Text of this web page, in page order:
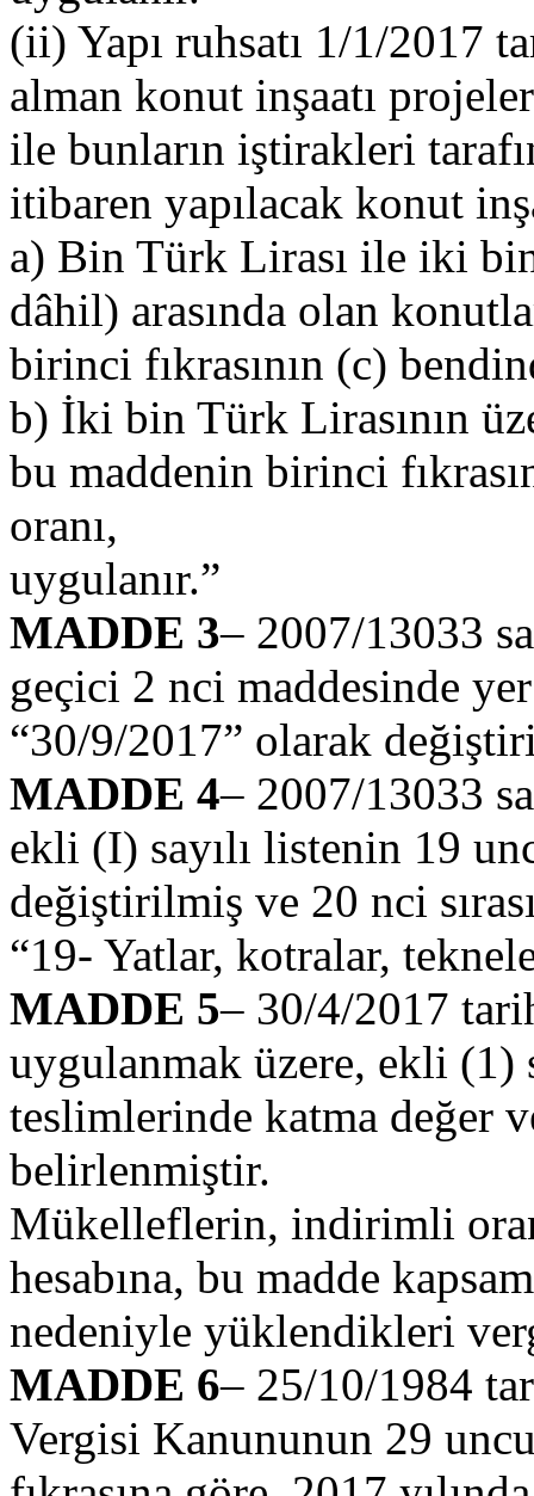
(ii) Yapı ruhsatı 1/1/2017
alman konut inşaatı
ile bunların iştirakleri
itibaren yapılacak konut
a) Bin Türk Lirası ile iki
dâhil) arasında olan
birinci fıkrasının (c)
b) İki bin Türk Lirasının
bu maddenin birinci
oranı,
uygulanır.”
MADDE 3– 2007/13033
geçici 2 nci maddesinde
“30/9/2017” olarak
MADDE 4– 2007/13033
ekli (I) sayılı listenin 19
değiştirilmiş ve 20 nci
“19- Yatlar, kotralar,
MADDE 5– 30/4/2017
uygulanmak üzere, ekli (1)
teslimlerinde katma değer
belirlenmiştir.
Mükelleflerin, indirimli
hesabına, bu madde
nedeniyle yüklendikleri
MADDE 6– 25/10/1984
Vergisi Kanununun 29